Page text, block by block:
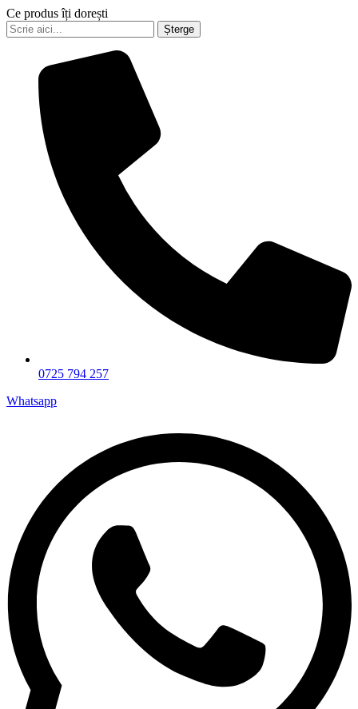
Ce produs îți dorești
Șterge
0725 794 257
Whatsapp